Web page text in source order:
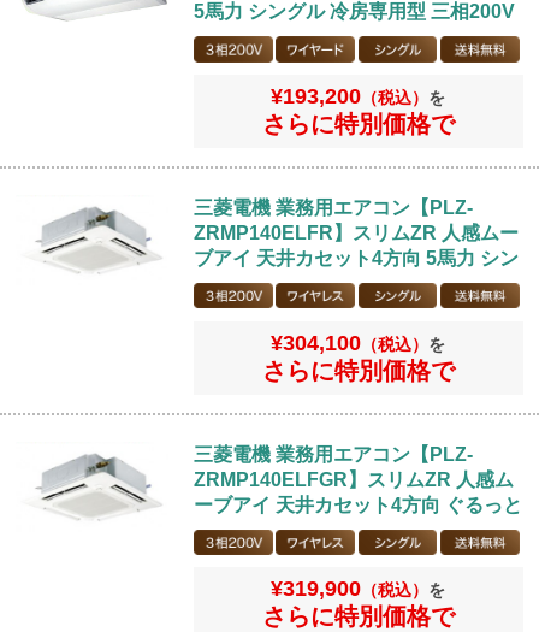
5馬力 シングル 冷房専用型 三相200V
ワイヤードリモコン
¥193,200 （税込） を
さらに特別価格で
三菱電機 業務用エアコン【PLZ-
ZRMP140ELFR】スリムZR 人感ムー
ブアイ 天井カセット4方向 5馬力 シン
グル 省エネ型 三相200V ワイヤレス
リモコン
¥304,100 （税込） を
さらに特別価格で
三菱電機 業務用エアコン【PLZ-
ZRMP140ELFGR】スリムZR 人感ム
ーブアイ 天井カセット4方向 ぐるっと
スマート気流 5馬力 シングル 省エネ
型 三相200V ワイヤレスリモコン
¥319,900 （税込） を
さらに特別価格で